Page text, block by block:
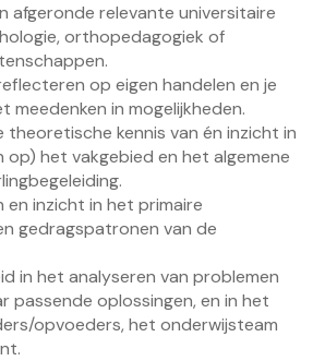
afgeronde relevante universitaire
orthopedagogiek of
op eigen handelen en je
meedenken in mogelijkheden.
kennis van én inzicht in
op) het vakgebied en het algemene
en inzicht in het primaire
gedragspatronen van de
in het analyseren van problemen
passende oplossingen, en in het
opvoeders, het onderwijsteam